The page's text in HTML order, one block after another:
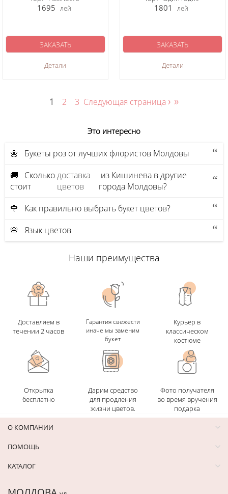
1695 лей
Детали
ЗАКАЗАТЬ
1801 лей
Детали
ЗАКАЗАТЬ
1 2 3 Следующая страница › »
Это интересно
🌼 Букеты роз от лучших флористов Молдовы
🚚 Сколько
стоит
доставка
цветов
из Кишинева в другие
города Молдовы?
🌹 Как правильно выбрать букет цветов?
🌸 Язык цветов
Наши преимущества
Доставляем в
течении 2 часов
Гарантия свежести
иначе мы заменим
букет
Курьер в
классическом
костюме
Открытка
бесплатно
Дарим средство
для продления
жизни цветов.
Фото получателя
во время вручения
подарка
О КОМПАНИИ
ПОМОЩЬ
КАТАЛОГ